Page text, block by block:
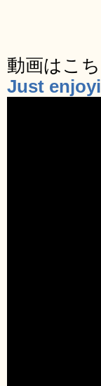
動画はこち
Just